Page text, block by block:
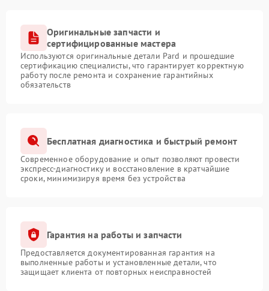
Оригинальные запчасти и
сертифицированные мастера
Используются оригинальные детали Pard и прошедшие
сертификацию специалисты, что гарантирует корректную
работу после ремонта и сохранение гарантийных
обязательств
Бесплатная диагностика и быстрый ремонт
Современное оборудование и опыт позволяют провести
экспресс-диагностику и восстановление в кратчайшие
сроки, минимизируя время без устройства
Гарантия на работы и запчасти
Предоставляется документированная гарантия на
выполненные работы и установленные детали, что
защищает клиента от повторных неисправностей